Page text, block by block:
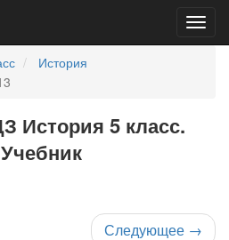
История
История 5 класс.
Следующее →